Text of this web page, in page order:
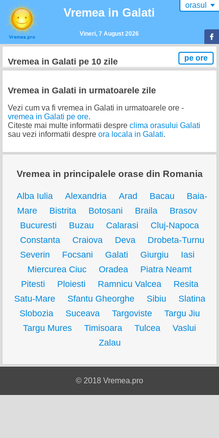
Vremea in Galati
Vineri, 7 August 2026
orasul ▼
Vremea in Galati pe 10 zile pe ore
Vremea in Galati in urmatoarele zile
Vezi cum va fi vremea in Galati in urmatoarele ore -
vremea in Galati pe ore.
Citeste mai multe informatii despre clima orasului Galati
sau vezi informatii despre ora locala in Galati.
Vremea in principalele orase din Romania
Alba Iulia Alexandria Arad Bacau
Baia-
Mare
Bistrita Botosani Braila
Brasov
Bucuresti
Buzau Calarasi
Cluj-Napoca
Constanta
Craiova Deva
Drobeta-Turnu
Severin
Focsani Galati Giurgiu
Iasi
Miercurea Ciuc
Oradea
Piatra Neamt
Pitesti
Ploiesti Ramnicu Valcea
Resita
Satu-Mare
Sfantu Gheorghe Sibiu
Slatina
Slobozia
Suceava Targoviste
Targu Jiu
Targu Mures
Timisoara Tulcea
Vaslui
Zalau
© 2018 Vremea.pro